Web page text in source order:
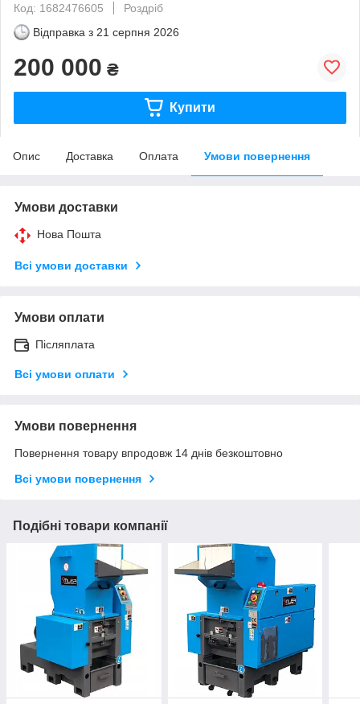
Код: 1682476605
Роздріб
Відправка з 21 серпня 2026
200 000 ₴
Купити
Опис Доставка Оплата Умови повернення
Умови доставки
Нова Пошта
Всі умови доставки
Умови оплати
Післяплата
Всі умови оплати
Умови повернення
Повернення товару впродовж 14 днів безкоштовно
Всі умови повернення
Подібні товари компанії